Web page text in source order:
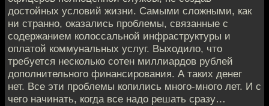
достойных условий жизни. Самыми сложными, как
ни странно, оказались проблемы, связанные с
содержанием колоссальной инфраструктуры и
оплатой коммунальных услуг. Выходило, что
требуется несколько сотен миллиардов рублей
дополнительного финансирования. А таких денег
нет. Все эти проблемы копились много-много лет. И с
чего начинать, когда все надо решать сразу…